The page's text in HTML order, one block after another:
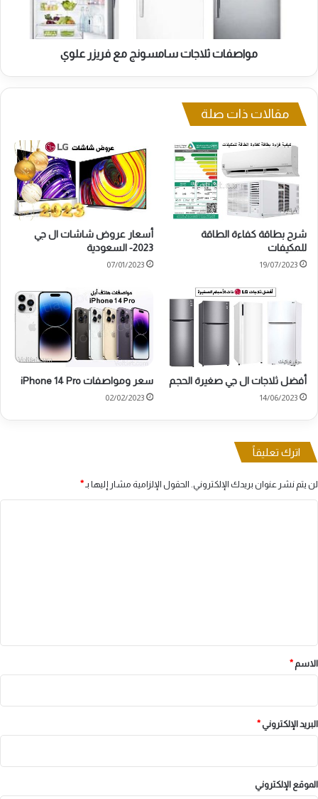
مواصفات ثلاجات سامسونج مع فريزر علوي
مقالات ذات صلة
شرح بطاقة كفاءة الطاقة
للمكيفات
19/07/2023
أسعار عروض شاشات ال جي
2023- السعودية
07/01/2023
أفضل ثلاجات ال جي صغيرة الحجم
14/06/2023
سعر ومواصفات iPhone 14 Pro
02/02/2023
اترك تعليقاً
لن يتم نشر عنوان بريدك الإلكتروني. الحقول الإلزامية مشار إليها بـ *
*
الاسم *
البريد الإلكتروني*
الموقع الإلكتروني